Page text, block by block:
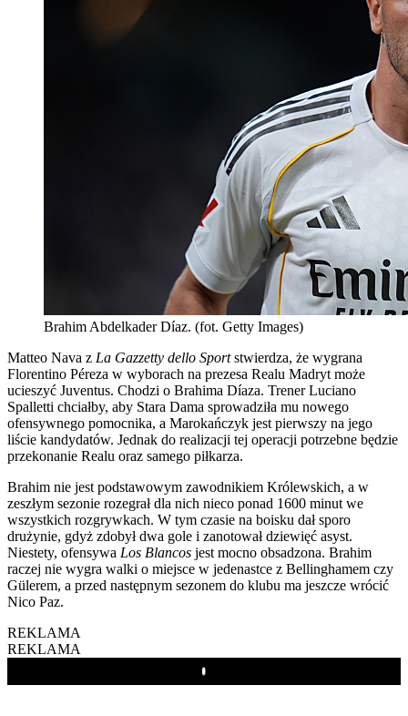
Brahim Abdelkader Díaz. (fot. Getty Images)
Matteo Nava z La Gazzetty dello Sportstwierdza, że wygrana
Florentino Péreza w wyborach na prezesa Realu Madryt może
ucieszyć Juventus. Chodzi o Brahima Díaza. Trener Luciano
Spalletti chciałby, aby Stara Dama sprowadziła mu nowego
ofensywnego pomocnika, a Marokańczyk jest pierwszy na jego
liście kandydatów. Jednak do realizacji tej operacji potrzebne będzie
przekonanie Realu oraz samego piłkarza.
Brahim nie jest podstawowym zawodnikiem Królewskich, a w
zeszłym sezonie rozegrał dla nich nieco ponad 1600 minut we
wszystkich rozgrywkach. W tym czasie na boisku dał sporo
drużynie, gdyż zdobył dwa gole i zanotował dziewięć asyst.
Niestety, ofensywa Los Blancos jest mocno obsadzona. Brahim
raczej nie wygra walki o miejsce w jedenastce z Bellinghamem czy
Gülerem, a przed następnym sezonem do klubu ma jeszcze wrócić
Nico Paz.
REKLAMA
REKLAMA
Play